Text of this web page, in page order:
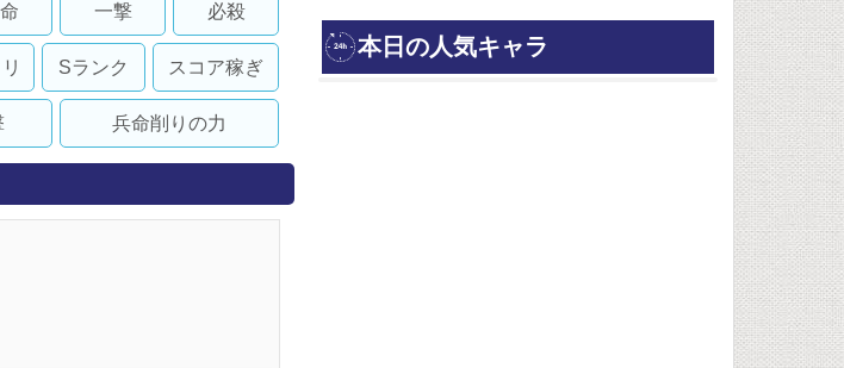
一撃 必殺
Sランク スコア稼ぎ
兵命削りの力